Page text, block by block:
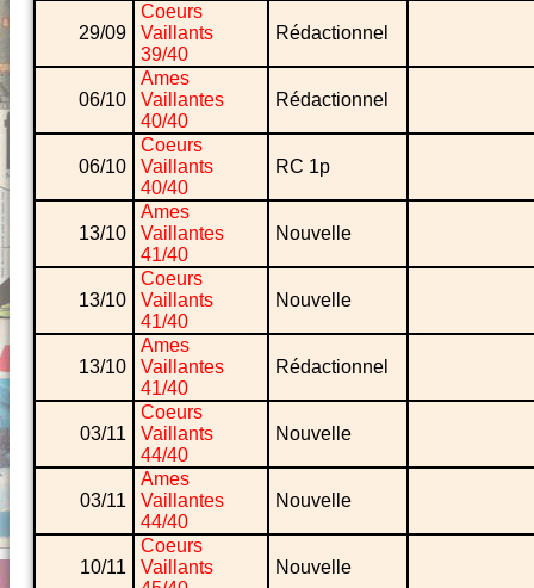
29/09
Coeurs
Vaillants
39/40
Rédactionnel
06/10
Ames
Vaillantes
40/40
Rédactionnel
06/10
Coeurs
Vaillants
40/40
RC 1p
13/10
Ames
Vaillantes
41/40
Nouvelle
13/10
Coeurs
Vaillants
41/40
Nouvelle
13/10
Ames
Vaillantes
41/40
Rédactionnel
03/11
Coeurs
Vaillants
44/40
Nouvelle
03/11
Ames
Vaillantes
44/40
Nouvelle
10/11
Coeurs
Vaillants
Nouvelle